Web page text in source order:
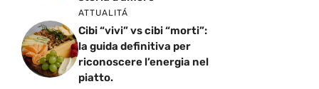
ATTUALITÁ
Cibi “vivi” vs cibi “morti”:
la guida definitiva per
riconoscere l’energia nel
piatto.